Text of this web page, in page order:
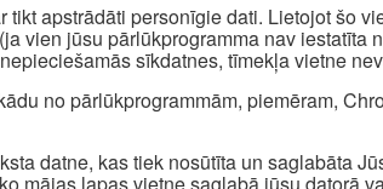
apstrādāti personīgie dati. Lietojot šo
vien jūsu pārlūkprogramma nav iestatīta
sīkdatnes, tīmekļa vietne
no pārlūkprogrammām, piemēram,
datne, kas tiek nosūtīta un saglabāta